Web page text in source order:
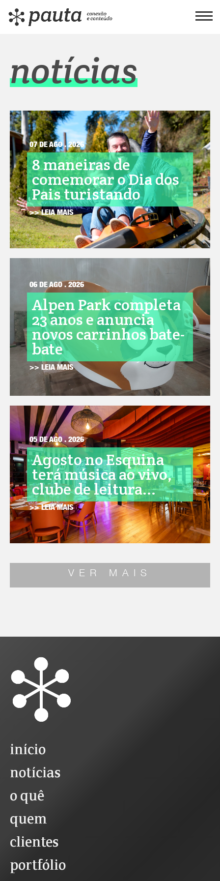
notícias
07 DE AGO . 2026
8 maneiras de
comemorar o Dia dos
Pais turistando
>> LEIA MAIS
06 DE AGO . 2026
Alpen Park completa
23 anos e anuncia
novos carrinhos bate-
bate
>> LEIA MAIS
05 DE AGO . 2026
Agosto no Esquina
terá música ao vivo,
clube de leitura...
>> LEIA MAIS
VER MAIS
início
notícias
o quê
quem
clientes
portfólio